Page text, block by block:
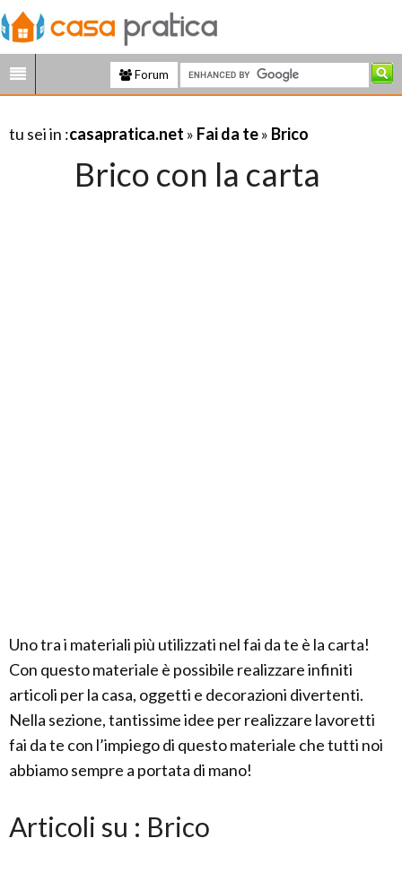
Forum
tu sei in :casapratica.net » Fai da te» Brico
Brico con la carta
Uno tra i materiali più utilizzati nel fai da te è la carta!
Con questo materiale è possibile realizzare infiniti
articoli per la casa, oggetti e decorazioni divertenti.
Nella sezione, tantissime idee per realizzare lavoretti
fai da te con l’impiego di questo materiale che tutti noi
abbiamo sempre a portata di mano!
Articoli su : Brico